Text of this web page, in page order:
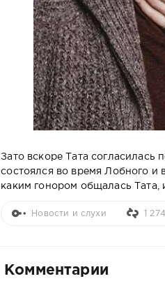
Зато вскоре Тата согласилась
состоялся во время Лобного и
каким гонором общалась Тата,
Новости и слухи 1 274
Комментарии